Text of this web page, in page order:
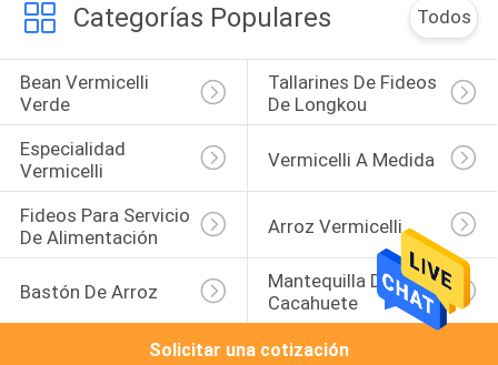
Categorías Populares Todos
Bean Vermicelli
Verde
Tallarines De Fideos
De Longkou
Especialidad
Vermicelli
Vermicelli A Medida
Fideos Para Servicio
De Alimentación
Arroz Vermicelli
Bastón De Arroz
Mantequilla De
Cacahuete
Solicitar una cotización